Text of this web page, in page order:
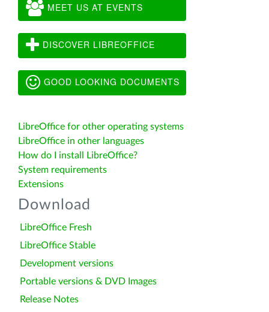
MEET US AT EVENTS
DISCOVER LIBREOFFICE
GOOD LOOKING DOCUMENTS
LibreOffice for other operating systems
LibreOffice in other languages
How do I install LibreOffice?
System requirements
Extensions
Download
LibreOffice Fresh
LibreOffice Stable
Development versions
Portable versions & DVD Images
Release Notes